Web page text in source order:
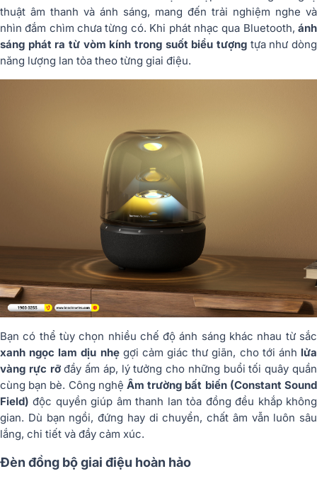
thuật âm thanh và ánh sáng, mang đến trải nghiệm nghe và
nhìn đắm chìm chưa từng có. Khi phát nhạc qua Bluetooth, ánh
sáng phát ra từ vòm kính trong suốt biểu tượng tựa như dòng
năng lượng lan tỏa theo từng giai điệu.
Bạn có thể tùy chọn nhiều chế độ ánh sáng khác nhau từ sắc
xanh ngọc lam dịu nhẹgợi cảm giác thư giãn, cho tới ánh lửa
vàng rực rỡđầy ấm áp, lý tưởng cho những buổi tối quây quần
cùng bạn bè. Công nghệ Âm trường bất biến (Constant Sound
Field) độc quyền giúp âm thanh lan tỏa đồng đều khắp không
gian. Dù bạn ngồi, đứng hay di chuyển, chất âm vẫn luôn sâu
lắng, chi tiết và đầy cảm xúc.
Đèn đồng bộ giai điệu hoàn hảo